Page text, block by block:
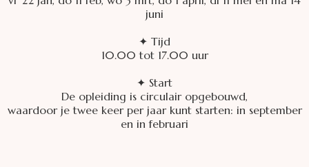
juni
✦ Tijd
10.00 tot 17.00 uur
✦ Start
De opleiding is circulair opgebouwd,
waardoor je twee keer per jaar kunt starten: in september
en in februari